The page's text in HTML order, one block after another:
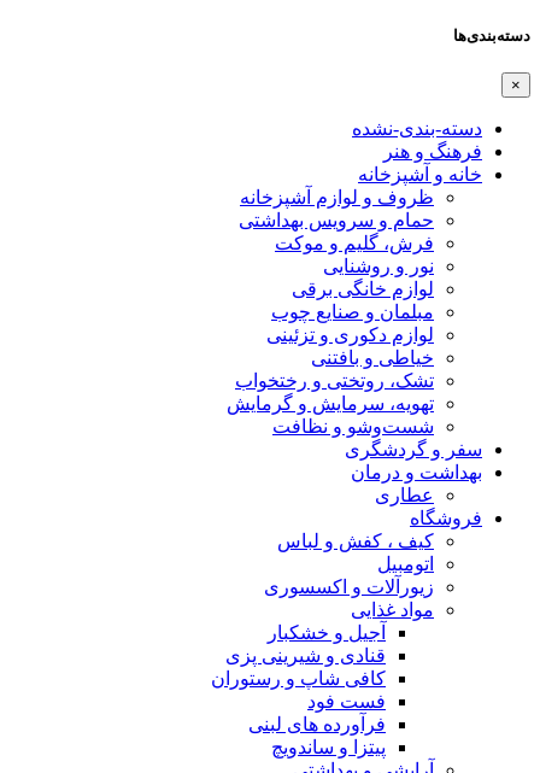
دسته‌بندی‌ها
×
دسته-بندی-نشده
فرهنگ و هنر
خانه و آشپزخانه
ظروف و لوازم آشپزخانه
حمام و سرویس بهداشتی
فرش، گلیم و موکت
نور و روشنایی
لوازم خانگی برقی
مبلمان و صنایع چوب
لوازم دکوری و تزئینی
خیاطی و بافتنی
تشک، روتختی و رختخواب
تهویه، سرمایش و گرمایش
شست‌وشو و نظافت
سفر و گردشگری
بهداشت و درمان
عطاری
فروشگاه
کیف ، کفش و لباس
اتومبیل
زیورآلات و اکسسوری
مواد غذایی
آجیل و خشکبار
قنادی و شیرینی پزی
کافی شاپ و رستوران
فست فود
فرآورده های لبنی
پیتزا و ساندویچ